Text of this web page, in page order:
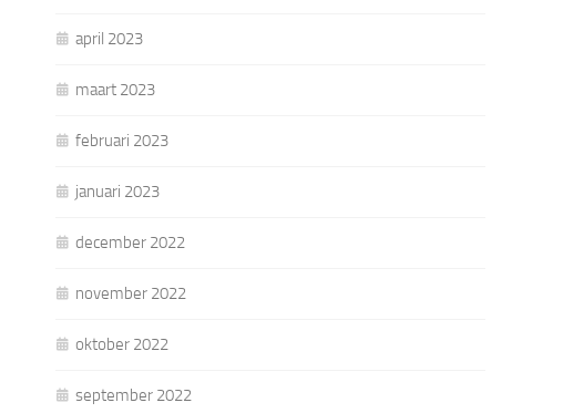
april 2023
maart 2023
februari 2023
januari 2023
december 2022
november 2022
oktober 2022
september 2022